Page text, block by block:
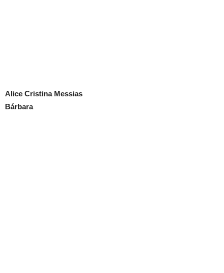
Alice Cristina Messias
Bárbara